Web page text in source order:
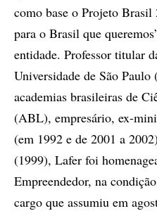
como base o Projeto
para o Brasil que
entidade. Professor titular
Universidade de São
academias brasileiras de
(ABL), empresário, ex-
(em 1992 e de 2001 a
(1999), Lafer foi
Empreendedor, na
cargo que assumiu em